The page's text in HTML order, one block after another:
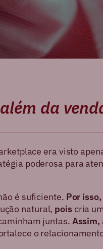
da
era visto
poderosa para
é suficiente. Por isso,
natural, poiscria
juntas. Assim,
o